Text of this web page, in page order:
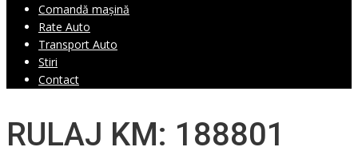
Comandă mașină
Rate Auto
Transport Auto
Stiri
Contact
RULAJ KM: 188801